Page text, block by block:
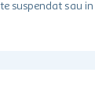
suspendat sau